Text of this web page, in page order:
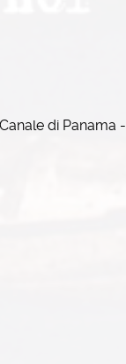
Canale di Panama -